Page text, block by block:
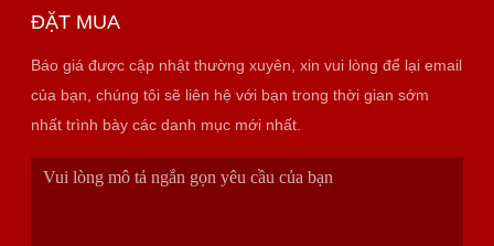
ĐẶT MUA
Báo giá được cập nhật thường xuyên, xin vui lòng để lại email
của bạn, chúng tôi sẽ liên hệ với bạn trong thời gian sớm
nhất trình bày các danh mục mới nhất.